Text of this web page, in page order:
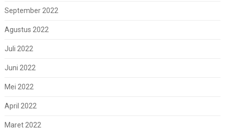
September 2022
Agustus 2022
Juli 2022
Juni 2022
Mei 2022
April 2022
Maret 2022